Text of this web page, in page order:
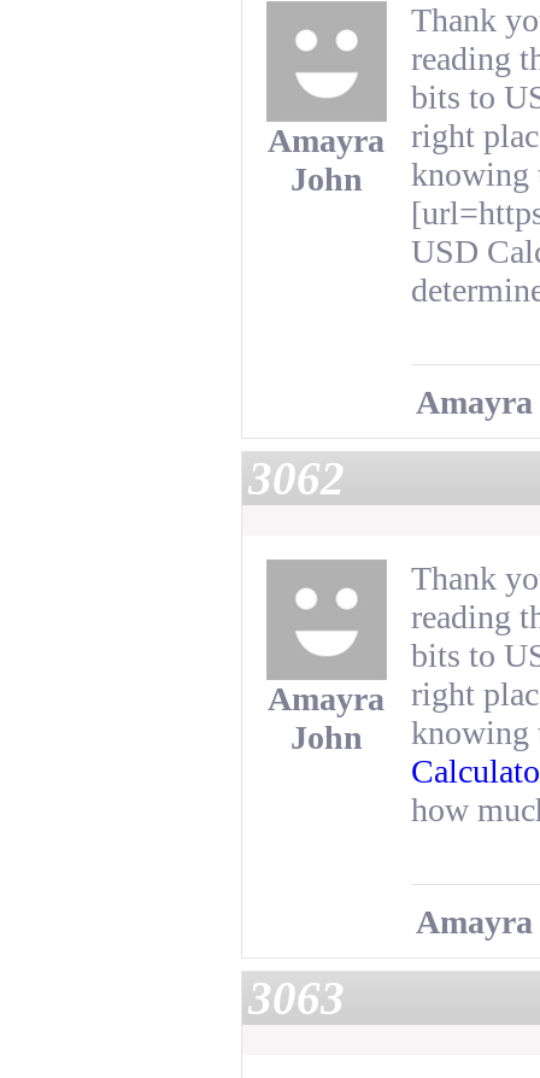
Amayra
John
Thank
reading
bits to
right
knowing
USD
3062
Amayra
John
Thank
reading
bits to
right
knowing
how
3063